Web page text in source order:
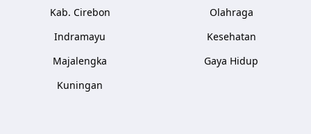
Kab. Cirebon
Indramayu
Majalengka
Kuningan
Olahraga
Kesehatan
Gaya Hidup